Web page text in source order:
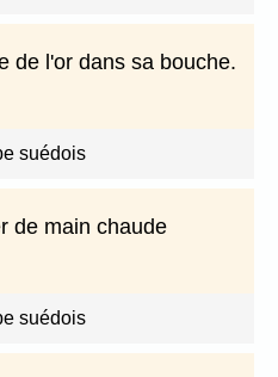
de l'or dans sa bouche.
suédois
de main chaude
suédois